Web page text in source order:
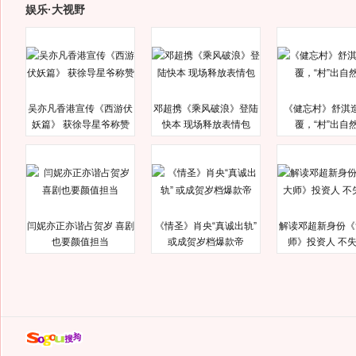
娱乐·大视野
吴亦凡香港宣传《西游伏
妖篇》 获徐导星爷称赞
邓超携《乘风破浪》登陆
快本 现场释放表情包
《健忘村》舒淇
覆，“村”出自
闫妮亦正亦谐占贺岁 喜剧
也要颜值担当
《情圣》肖央“真诚出轨”
或成贺岁档爆款帝
解读邓超新身份
师》投资人 不